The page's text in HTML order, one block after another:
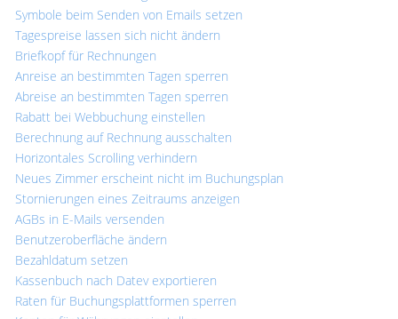
Symbole beim Senden von Emails setzen
Tagespreise lassen sich nicht ändern
Briefkopf für Rechnungen
Anreise an bestimmten Tagen sperren
Abreise an bestimmten Tagen sperren
Rabatt bei Webbuchung einstellen
Berechnung auf Rechnung ausschalten
Horizontales Scrolling verhindern
Neues Zimmer erscheint nicht im Buchungsplan
Stornierungen eines Zeitraums anzeigen
AGBs in E-Mails versenden
Benutzeroberfläche ändern
Bezahldatum setzen
Kassenbuch nach Datev exportieren
Raten für Buchungsplattformen sperren